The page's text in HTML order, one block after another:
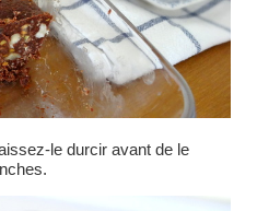
le durcir avant de le